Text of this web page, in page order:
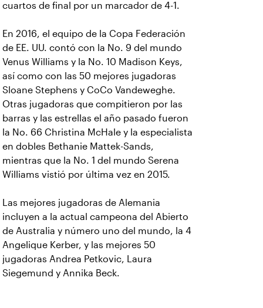
cuartos de final por un marcador de 4-1.
En 2016, el equipo de la Copa Federación
de EE. UU. contó con la No. 9 del mundo
Venus Williams y la No. 10 Madison Keys,
así como con las 50 mejores jugadoras
Sloane Stephens y CoCo Vandeweghe.
Otras jugadoras que compitieron por las
barras y las estrellas el año pasado fueron
la No. 66 Christina McHale y la especialista
en dobles Bethanie Mattek-Sands,
mientras que la No. 1 del mundo Serena
Williams vistió por última vez en 2015.
Las mejores jugadoras de Alemania
incluyen a la actual campeona del Abierto
de Australia y número uno del mundo, la 4
Angelique Kerber, y las mejores 50
jugadoras Andrea Petkovic, Laura
Siegemund y Annika Beck.